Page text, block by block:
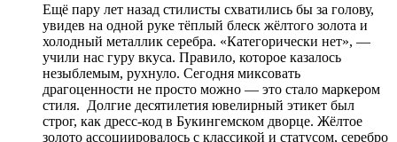
Ещё пару лет назад стилисты схватились бы за голову,
увидев на одной руке тёплый блеск жёлтого золота и
холодный металлик серебра. «Категорически нет», —
учили нас гуру вкуса. Правило, которое казалось
незыблемым, рухнуло. Сегодня миксовать
драгоценности не просто можно — это стало маркером
стиля. Долгие десятилетия ювелирный этикет был
строг, как дресс-код в Букингемском дворце. Жёлтое
золото ассоциировалось с классикой и статусом, серебро